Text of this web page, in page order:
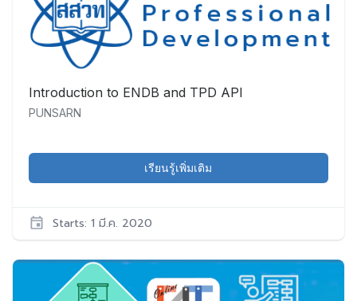
เริ่ม:
12
ก.ย.
2026
Introduction to ENDB and TPD API
PUNSARN
เรียนรู้เพิ่มเติม
Starts: 1 มี.ค. 2020
PUNSARN
TPDAPI001